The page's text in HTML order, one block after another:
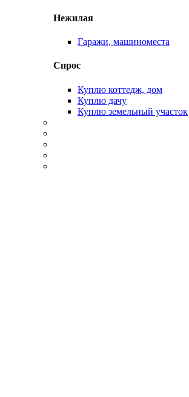
Нежилая
Гаражи, машиноместа
Спрос
Куплю коттедж, дом
Куплю дачу
Куплю земельный участок